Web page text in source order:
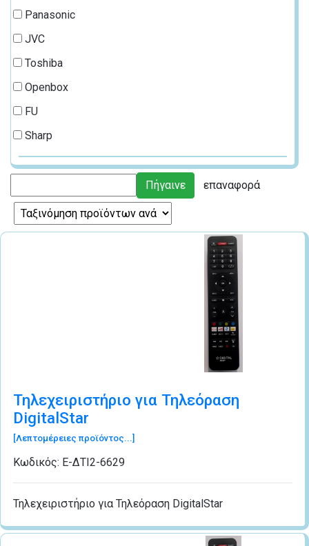
Panasonic
JVC
Toshiba
Openbox
FU
Sharp
Τηλεχειριστήριο για Τηλεόραση
DigitalStar
[Λεπτομέρειες προϊόντος...]
Κωδικός: Ε-ΔΤI2-6629
Τηλεχειριστήριο για Τηλεόραση DigitalStar